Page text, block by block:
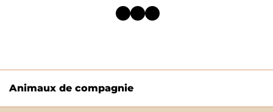
Facebook Twitter LinkedIn
Animaux de compagnie